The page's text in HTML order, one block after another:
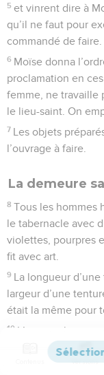
5 et vinrent dire à
qu’il ne faut pour
commandé de faire.
6 Moïse donna
proclamation en
femme, ne travaille
le lieu-saint. On
7 Les objets
l’ouvrage à faire.
La demeure
8 Tous les hommes
le tabernacle avec
violettes, pourpres
fit avec art.
9 La longueur
largeur d’une
était la même pour
10 L’on attacha cinq
attacha les cinq
Versions